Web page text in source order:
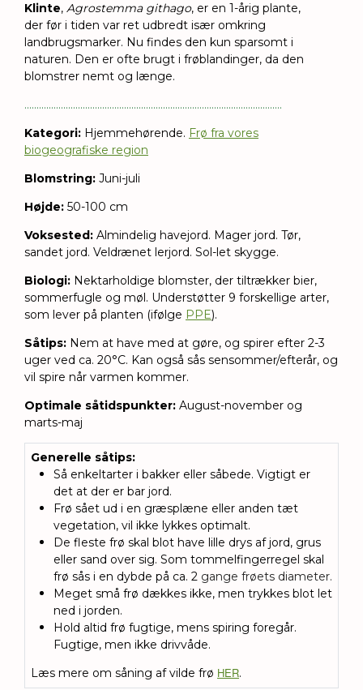
Klinte, Agrostemma githago, er en 1-årig plante,
der før i tiden var ret udbredt især omkring
landbrugsmarker. Nu findes den kun sparsomt i
naturen. Den er ofte brugt i frøblandinger, da den
blomstrer nemt og længe.
..........................................................................................................
Kategori: Hjemmehørende. Frø fra vores
biogeografiske region
Blomstring: Juni-juli
Højde: 50-100 cm
Voksested: Almindelig havejord. Mager jord. Tør,
sandet jord. Veldrænet lerjord. Sol-let skygge.
Biologi: Nektarholdige blomster, der tiltrækker bier,
sommerfugle og møl. Understøtter 9 forskellige arter,
som lever på planten (ifølge PPE).
Såtips: Nem at have med at gøre, og spirer efter 2-3
uger ved ca. 20°C. Kan også sås sensommer/efterår, og
vil spire når varmen kommer.
Optimale såtidspunkter: August-november og
marts-maj
Generelle såtips:
Så enkeltarter i bakker eller såbede. Vigtigt er
det at der er bar jord.
Frø sået ud i en græsplæne eller anden tæt
vegetation, vil ikke lykkes optimalt.
De fleste frø skal blot have lille drys af jord, grus
eller sand over sig. Som tommelfingerregel skal
frø sås i en dybde på ca. 2 gange frøets diameter.
Meget små frø dækkes ikke, men trykkes blot let
ned i jorden.
Hold altid frø fugtige, mens spiring foregår.
Fugtige, men ikke drivvåde.
Læs mere om såning af vilde frø HER.